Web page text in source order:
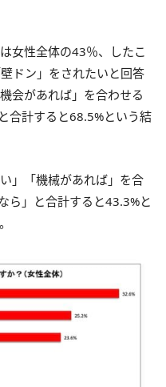
女性全体の43％、したこ
ドン」をされたいと回答
会があれば」を合わせる
合計すると68.5%という結
」「機械があれば」を合
ら」と合計すると43.3%と